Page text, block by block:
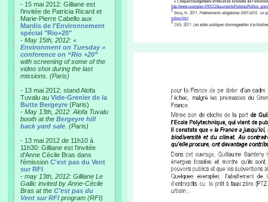
- 15 mai 2012: Gilliane est
l'invitée de Patricia Ricard et
Marie-Pierre Cabello aux
Mardis de l'Environnement
spécial "Rio+20"
- May 15th, 2012: «
Environment on Tuesday »
conference on “Rio +20”
with screening of some of the
video shot during the last
missions. (Paris)
- 13 mai 2012: stand Alofa
Tuvalu au Vide-Grenier de la
Butte Bergeyre (Paris)
- May 13th, 2012: Alofa Tuvalu
booth at the Bergeyre hill
back yard sale . (Paris)
- 13 mai 2012 de 11h10 à
11h30: Gilliane est l'invitée
d'Anne Cécile Bras dans
l'émission C'est pas du Vent
sur RFI
- may 13th, 2012: Gilliane Le
Gallic invited by Anne-Cécile
Bras at the C'est pas du
Vent sur RFI program (RFI)